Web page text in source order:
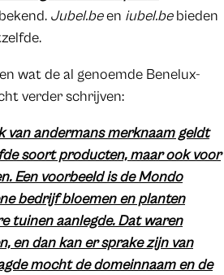
Jubel.been iubel.bebieden
wat de al genoemde Benelux-
verder schrijven:
van andermans merknaam geldt
soort producten, maar ook voor
Een voorbeeld is de Mondo
bedrijf bloemen en planten
tuinen aanlegde. Dat waren
en dan kan er sprake zijn van
mocht de domeinnaam en de